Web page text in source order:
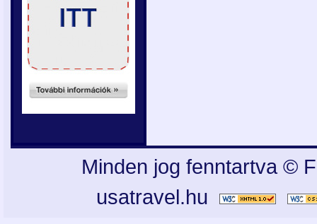
Minden jog fenntartva ©
usatravel.hu